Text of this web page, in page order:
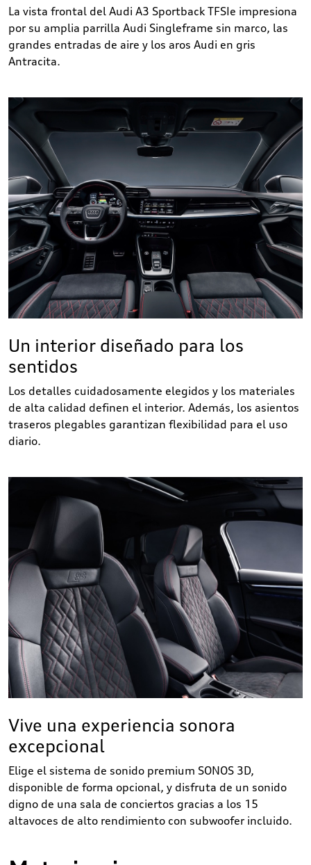
La vista frontal del Audi A3 Sportback TFSIe impresiona
por su amplia parrilla Audi Singleframe sin marco, las
grandes entradas de aire y los aros Audi en gris
Antracita.
Un interior diseñado para los
sentidos
Los detalles cuidadosamente elegidos y los materiales
de alta calidad definen el interior. Además, los asientos
traseros plegables garantizan flexibilidad para el uso
diario.
Vive una experiencia sonora
excepcional
Elige el sistema de sonido premium SONOS 3D,
disponible de forma opcional, y disfruta de un sonido
digno de una sala de conciertos gracias a los 15
altavoces de alto rendimiento con subwoofer incluido.